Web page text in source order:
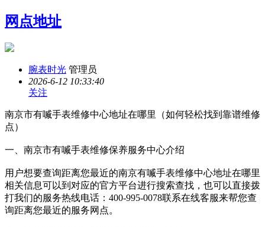
网点地址
腕表时光 管理员
2026-6-12 10:33:40
关注
南京市有喴手表维修中心地址在哪里（如何轻松找到靠谱维修
点）
一、南京市有喴手表维修保养服务中心介绍
用户想要查询距离您最近的南京有喴手表维修中心地址在哪里
相关信息可以到对应的官方平台进行搜索查找，也可以直接拨
打我们的服务热线电话：400-995-0078联系在线客服来帮您查
询距离您最近的服务网点。